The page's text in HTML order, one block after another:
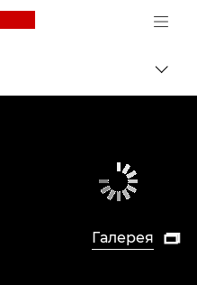
Canon Logo, back to
Галерея 